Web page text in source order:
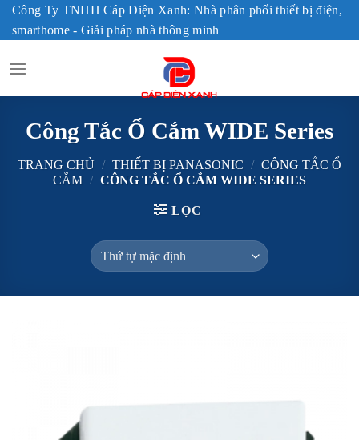
SkipCông Ty TNHH Cáp Điện Xanh: Nhà phân phối thiết bị điện,
smarthome - Giải pháp nhà thông minh
Công Tắc Ổ Cắm WIDE Series
TRANG CHỦ / THIẾT BỊ PANASONIC / CÔNG TẮC Ổ
CẮM / CÔNG TẮC Ổ CẮM WIDE SERIES
LỌC